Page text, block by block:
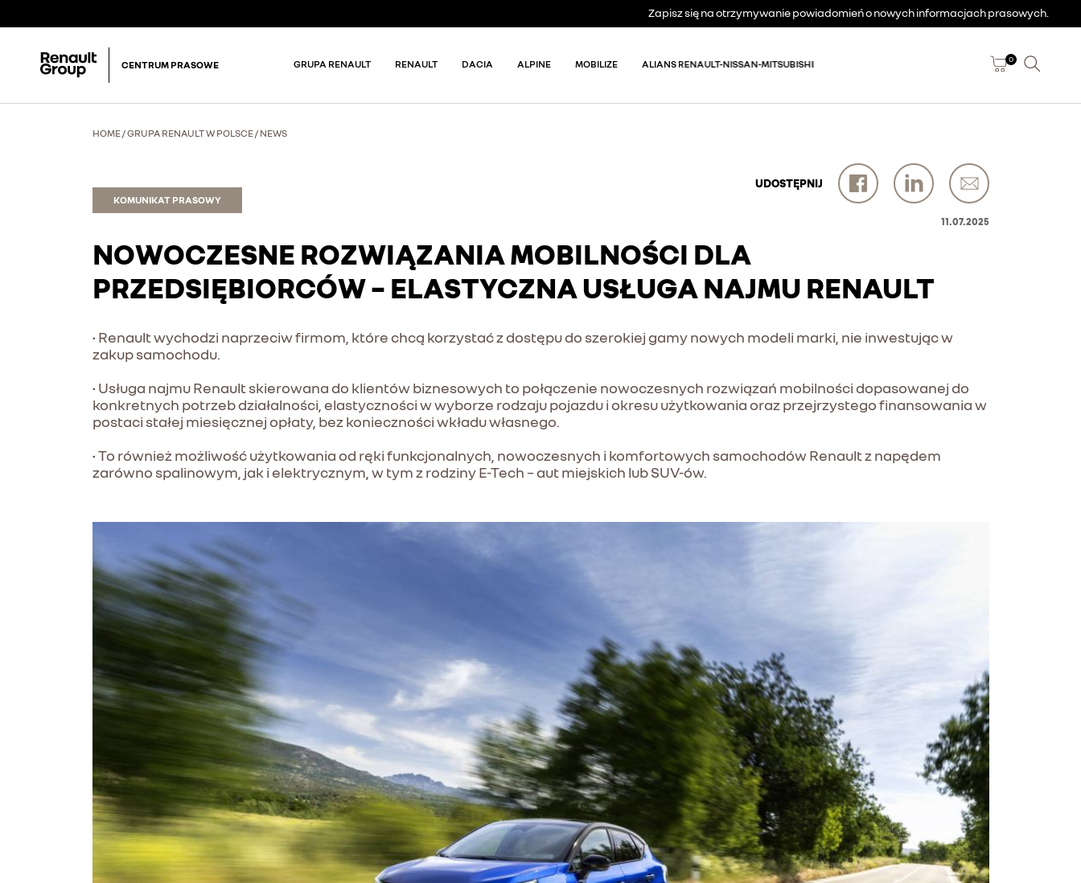
Zapisz się na otrzymywanie powiadomień o nowych informacjach prasowych.
CENTRUM PRASOWE GRUPA RENAULT RENAULT DACIA ALPINE MOBILIZE ALIANS RENAULT-NISSAN-MITSUBISHI 0
HOME/GRUPA RENAULT W POLSCE/ NEWS
KOMUNIKAT PRASOWY
UDOSTĘPNIJ
11.07.2025
NOWOCZESNE ROZWIĄZANIA MOBILNOŚCI DLA
PRZEDSIĘBIORCÓW – ELASTYCZNA USŁUGA NAJMU RENAULT
• Renault wychodzi naprzeciw firmom, które chcą korzystać z dostępu do szerokiej gamy nowych modeli marki, nie inwestując w
zakup samochodu.
• Usługa najmu Renault skierowana do klientów biznesowych to połączenie nowoczesnych rozwiązań mobilności dopasowanej do
konkretnych potrzeb działalności, elastyczności w wyborze rodzaju pojazdu i okresu użytkowania oraz przejrzystego finansowania w
postaci stałej miesięcznej opłaty, bez konieczności wkładu własnego.
• To również możliwość użytkowania od ręki funkcjonalnych, nowoczesnych i komfortowych samochodów Renault z napędem
zarówno spalinowym, jak i elektrycznym, w tym z rodziny E-Tech – aut miejskich lub SUV-ów.